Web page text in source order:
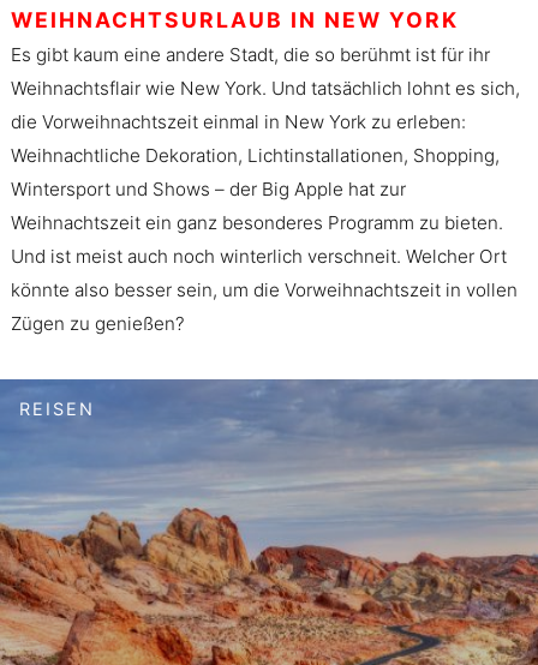
WEIHNACHTSURLAUB IN NEW YORK
Es gibt kaum eine andere Stadt, die so berühmt ist für ihr
Weihnachtsflair wie New York. Und tatsächlich lohnt es sich,
die Vorweihnachtszeit einmal in New York zu erleben:
Weihnachtliche Dekoration, Lichtinstallationen, Shopping,
Wintersport und Shows – der Big Apple hat zur
Weihnachtszeit ein ganz besonderes Programm zu bieten.
Und ist meist auch noch winterlich verschneit. Welcher Ort
könnte also besser sein, um die Vorweihnachtszeit in vollen
Zügen zu genießen?
REISEN